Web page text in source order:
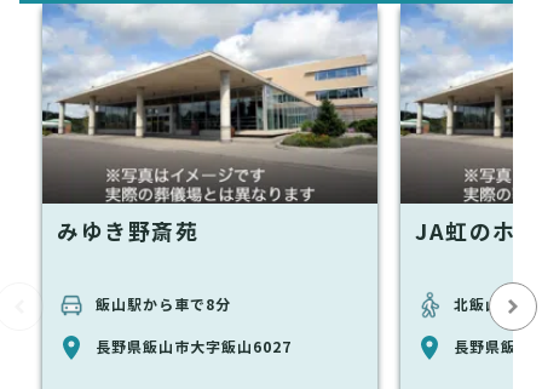
みゆき野斎苑
飯山駅から車で8分
長野県飯山市大字飯山6027
JA虹のホ
北飯山駅か
長野県飯山